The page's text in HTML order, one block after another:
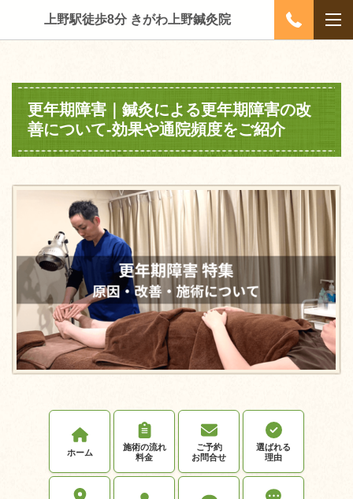
上野駅徒歩8分 きがわ上野鍼灸院
更年期障害｜鍼灸による更年期障害の改
善について‐効果や通院頻度をご紹介
ホーム
施術の流れ
料金
ご予約
お問合せ
選ばれる
理由